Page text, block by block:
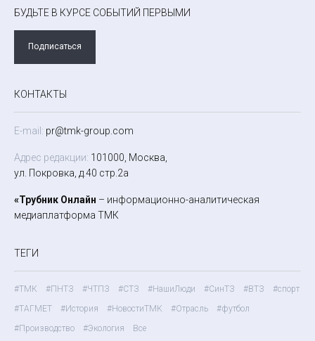
БУДЬТЕ В КУРСЕ СОБЫТИЙ ПЕРВЫМИ
Подписаться
КОНТАКТЫ
E-mail: pr@tmk-group.com
Адрес редакции: 101000, Москва,
ул. Покровка, д.40 стр.2а
«Трубник Онлайн – информационно-аналитическая
медиаплатформа ТМК
ТЕГИ
#ТМК #ПНТЗ #ЧТПЗ #СТЗ #НашиЛюди #СинТЗ #ВТЗ
#спорт
#ТАГМЕТ
#История #НовостиТМК #Отрасль
#футбол
#Производство
#Экология Все